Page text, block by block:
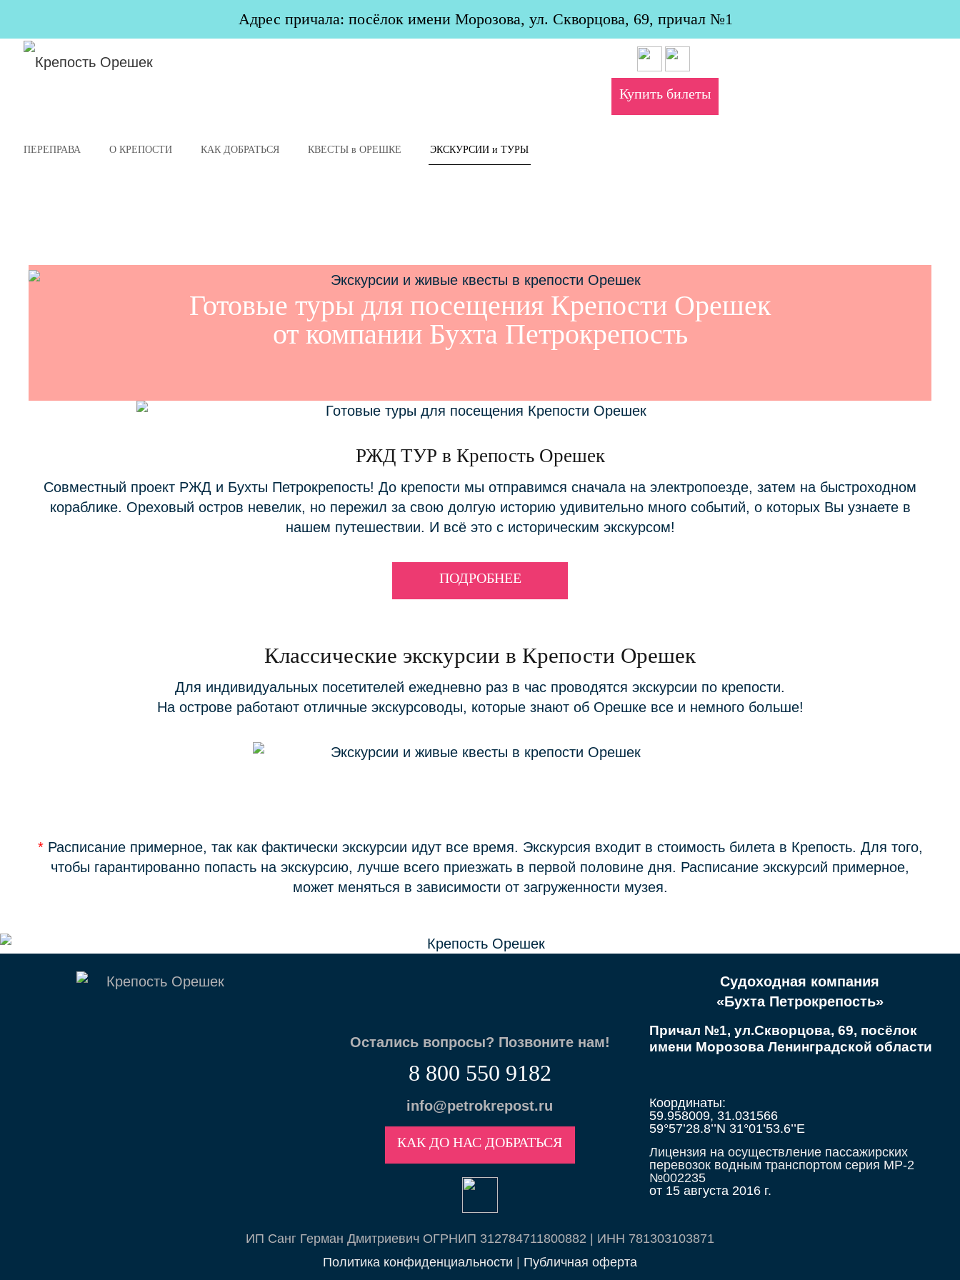
Адрес причала: посёлок имени Морозова, ул. Скворцова, 69, причал №1
ПЕРЕПРАВА О КРЕПОСТИ КАК ДОБРАТЬСЯ КВЕСТЫ в ОРЕШКЕ ЭКСКУРСИИ и ТУРЫ
Купить билеты
Готовые туры для посещения Крепости Орешек
от компании Бухта Петрокрепость
РЖД ТУР в Крепость Орешек
Совместный проект РЖД и Бухты Петрокрепость! До крепости мы отправимся сначала на электропоезде, затем на быстроходном
кораблике. Ореховый остров невелик, но пережил за свою долгую историю удивительно много событий, о которых Вы узнаете в
нашем путешествии. И всё это с историческим экскурсом!
ПОДРОБНЕЕ
Классические экскурсии в Крепости Орешек
Для индивидуальных посетителей ежедневно раз в час проводятся экскурсии по крепости.
На острове работают отличные экскурсоводы, которые знают об Орешке все и немного больше!
*Расписание примерное, так как фактически экскурсии идут все время. Экскурсия входит в стоимость билета в Крепость. Для того,
чтобы гарантированно попасть на экскурсию, лучше всего приезжать в первой половине дня. Расписание экскурсий примерное,
может меняться в зависимости от загруженности музея.
Остались вопросы? Позвоните нам!
8 800 550 9182
info@petrokrepost.ru
КАК ДО НАС ДОБРАТЬСЯ
Судоходная компания
«Бухта Петрокрепость»
Причал №1, ул.Скворцова, 69, посёлок
имени Морозова Ленинградской области
Координаты:
59.958009, 31.031566
59°57’28.8’’N 31°01’53.6’’E
Лицензия на осуществление пассажирских
перевозок водным транспортом серия МР-2
№002235
от 15 августа 2016 г.
ИП Санг Герман Дмитриевич ОГРНИП 312784711800882 | ИНН 781303103871
Политика конфиденциальности | Публичная оферта